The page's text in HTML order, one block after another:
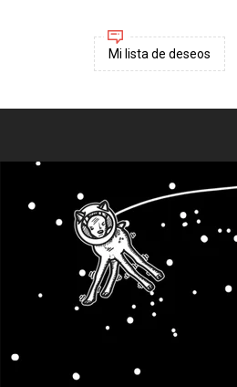
Mi lista de deseos